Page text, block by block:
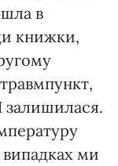
в
книжки,
залишилася.
ми